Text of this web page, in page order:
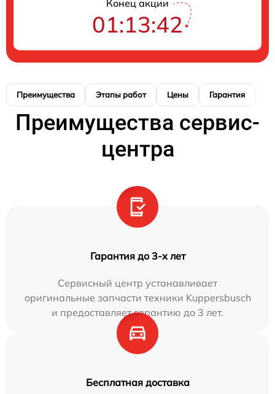
Конец акции
01:13:41
Преимущества Этапы работ Цены Гарантия
Преимущества сервис-
центра
Гарантия до 3-х лет
Сервисный центр устанавливает
оригинальные запчасти техники Kuppersbusch
и предоставляет гарантию до 3 лет.
Бесплатная доставка